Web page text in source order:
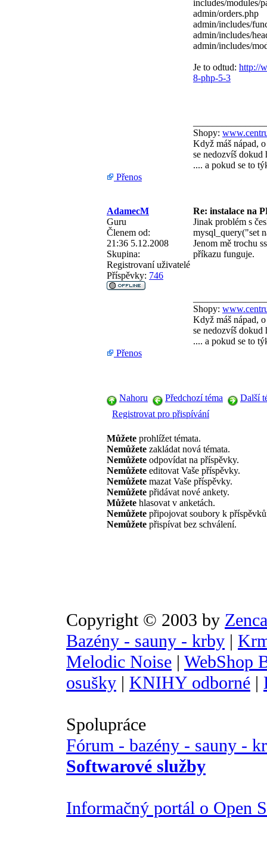
includes/modules/
admin/orders.php
admin/includes/
admin/includes/
admin/includes/
Je to odtud: http://
8-php-5-3
Shopy:
Když máš nápad,
se nedozvíš dokud
.... a pokud se to
Přenos
AdamecM
Re: instalace na
Guru
Členem od:
21:36 5.12.2008
Skupina:
Registrovaní uživatelé
Příspěvky: 746
Jinak problém s
mysql_query("set
Jenom mě trochu
příkazu funguje.
Shopy:
Když máš nápad,
se nedozvíš dokud
.... a pokud se to
Přenos
Nahoru Předchozí téma
Další
Registrovat pro přispívání
Můžete prohlížet témata.
Nemůžete zakládat nová témata.
Nemůžete odpovídat na příspěvky.
Nemůžete editovat Vaše příspěvky.
Nemůžete mazat Vaše příspěvky.
Nemůžete přidávat nové ankety.
Můžete hlasovat v anketách.
Nemůžete připojovat soubory k
Nemůžete přispívat bez schválení.
Copyright © 2003 by
Bazény - sauny - krby |
Melodic Noise | WebShop
osušky | KNIHY odborné |
Spolupráce
Fórum - bazény - sauny -
Softwarové služby
Informačný portál o Open